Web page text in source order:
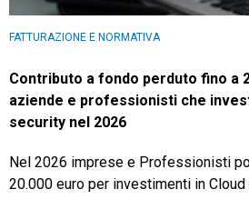
FATTURAZIONE E NORMATIVA
Contributo a fondo perduto fino a
aziende e professionisti che
security nel 2026
Nel 2026 imprese e Professionisti
20.000 euro per investimenti in Cloud